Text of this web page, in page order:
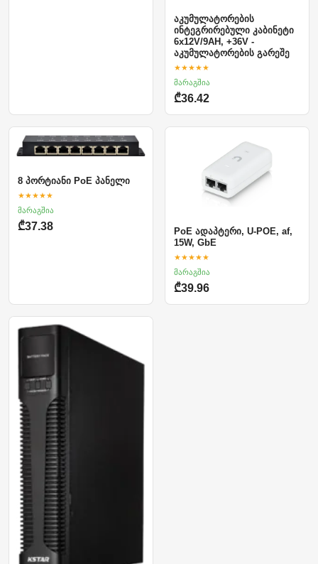
აკუმულატორების
ინტეგრირებული კაბინეტი
6x12V/9AH, +36V -
აკუმულატორების გარეშე
★★★★★
მარაგშია
₾36.42
8 პორტიანი PoE პანელი
★★★★★
მარაგშია
₾37.38
PoE ადაპტერი, U-POE, af,
15W, GbE
★★★★★
მარაგშია
₾39.96